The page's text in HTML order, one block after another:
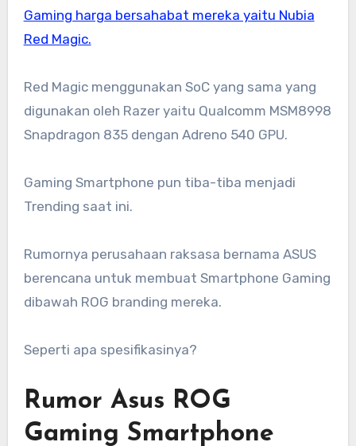
Gaming harga bersahabat mereka yaitu Nubia
Red Magic.
Red Magic menggunakan SoC yang sama yang
digunakan oleh Razer yaitu Qualcomm MSM8998
Snapdragon 835 dengan Adreno 540 GPU.
Gaming Smartphone pun tiba-tiba menjadi
Trending saat ini.
Rumornya perusahaan raksasa bernama ASUS
berencana untuk membuat Smartphone Gaming
dibawah ROG branding mereka.
Seperti apa spesifikasinya?
Rumor Asus ROG
Gaming Smartphone